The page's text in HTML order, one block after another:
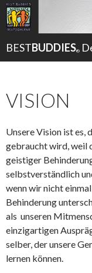
BESTBUDDIES®
VISION
Unsere Vision ist es,
gebraucht wird, weil
geistiger
selbstverständlich
wenn wir nicht
Behinderung
als unseren
einzigartigen
selber, der unsere
lernen können.